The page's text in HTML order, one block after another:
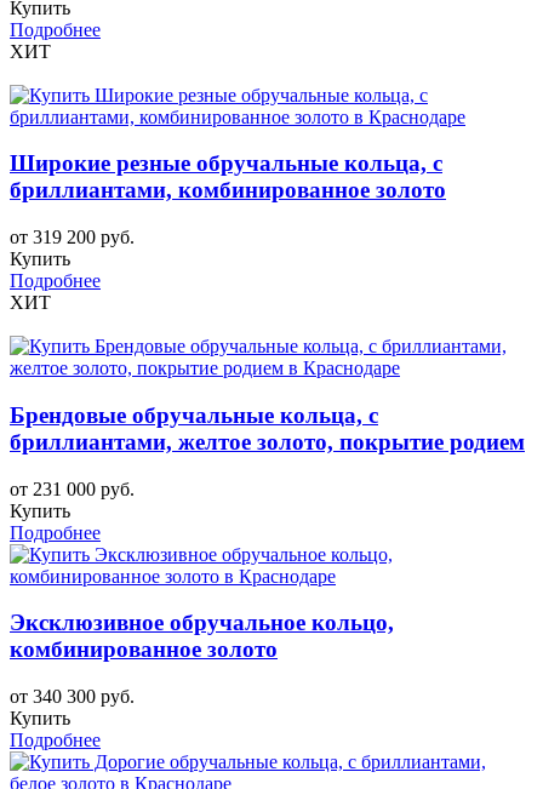
Купить
Подробнее
ХИТ
Широкие резные обручальные кольца, с
бриллиантами, комбинированное золото
от 319 200 руб.
Купить
Подробнее
ХИТ
Брендовые обручальные кольца, с
бриллиантами, желтое золото, покрытие родием
от 231 000 руб.
Купить
Подробнее
Эксклюзивное обручальное кольцо,
комбинированное золото
от 340 300 руб.
Купить
Подробнее